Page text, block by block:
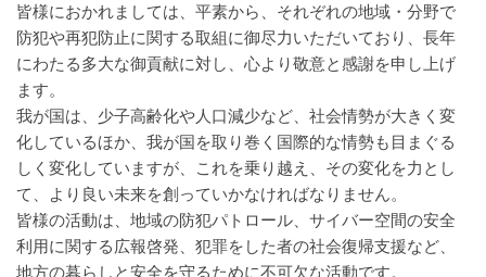
皆様におかれましては、平素から、それぞれの地域・分野で
防犯や再犯防止に関する取組に御尽力いただいており、長年
にわたる多大な御貢献に対し、心より敬意と感謝を申し上げ
ます。
我が国は、少子高齢化や人口減少など、社会情勢が大きく変
化しているほか、我が国を取り巻く国際的な情勢も目まぐる
しく変化していますが、これを乗り越え、その変化を力とし
て、より良い未来を創っていかなければなりません。
皆様の活動は、地域の防犯パトロール、サイバー空間の安全
利用に関する広報啓発、犯罪をした者の社会復帰支援など、
地方の暮らしと安全を守るために不可欠な活動です。